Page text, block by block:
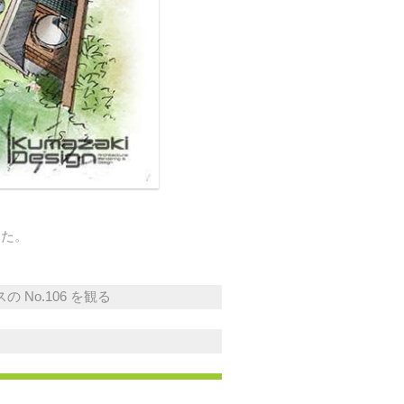
。
の No.106 を観る